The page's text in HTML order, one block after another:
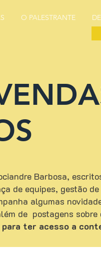
O PALESTRANTE
Barbosa,
de equipes, gestão
algumas
de postagens sobre
ter acesso a